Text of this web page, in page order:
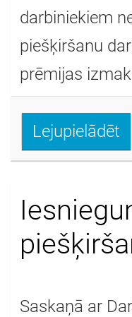
darbiniekiem
piešķiršanu
prēmijas
Lejupielādēt
Saskaņā ar